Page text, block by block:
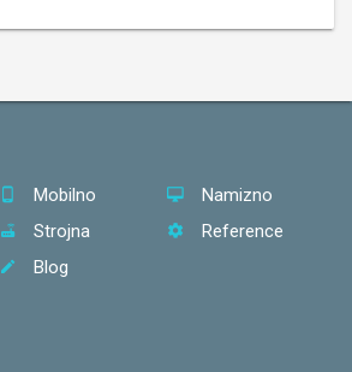
Mobilno
Namizno
Strojna
Reference
Blog